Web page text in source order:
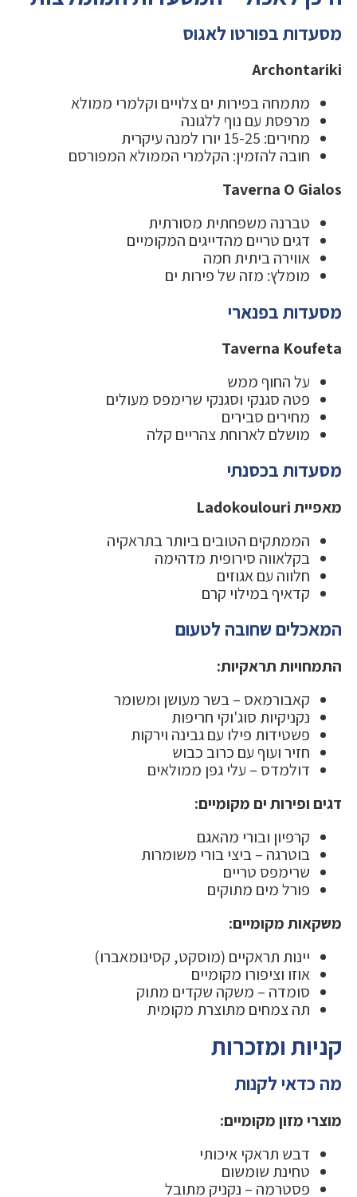
מסעדות בפורטו לאגוס
Archontariki
מתמחה בפירות ים צלויים וקלמרי ממולא
מרפסת עם נוף ללגונה
מחירים: 15-25 יורו למנה עיקרית
חובה להזמין: הקלמרי הממולא המפורסם
Taverna O Gialos
טברנה משפחתית מסורתית
דגים טריים מהדייגים המקומיים
אווירה ביתית חמה
מומלץ: מזה של פירות ים
מסעדות בפנארי
Taverna Koufeta
על החוף ממש
פטה סגנקי וסגנקי שרימפס מעולים
מחירים סבירים
מושלם לארוחת צהריים קלה
מסעדות בכסנתי
מאפיית Ladokoulouri
הממתקים הטובים ביותר בתראקיה
בקלאווה סירופית מדהימה
חלווה עם אגוזים
קדאיף במילוי קרם
המאכלים שחובה לטעום
התמחויות תראקיות:
קאבורמאס – בשר מעושן ומשומר
נקניקיות סוג'וקי חריפות
פשטידות פילו עם גבינה וירקות
חזיר ועוף עם כרוב כבוש
דולמדס – עלי גפן ממולאים
דגים ופירות ים מקומיים:
קרפיון ובורי מהאגם
בוטרגה – ביצי בורי משומרות
שרימפס טריים
פורל מים מתוקים
משקאות מקומיים:
יינות תראקיים (מוסקט, קסינומאברו)
אוזו וציפורו מקומיים
סומדה – משקה שקדים מתוק
תה צמחים מתוצרת מקומית
קניות ומזכרות
מה כדאי לקנות
מוצרי מזון מקומיים:
דבש תראקי איכותי
טחינת שומשום
פסטרמה – נקניק מתובל